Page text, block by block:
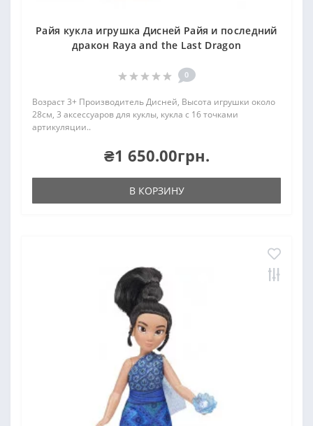
Райя кукла игрушка Дисней Райя и последний
дракон Raya and the Last Dragon
0
Возраст 3+ Производитель Дисней, Высота игрушки около
28см, 3 аксессуаров для куклы, кукла с 16 точками
артикуляции..
₴1 650.00грн.
В КОРЗИНУ